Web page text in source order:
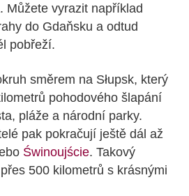
Můžete vyrazit například
do Gdaňsku a odtud
pobřeží.
směrem na Słupsk, který
pohodového šlapání
pláže a národní parky.
pak pokračují ještě dál až
Świnoujście. Takový
500 kilometrů s krásnými